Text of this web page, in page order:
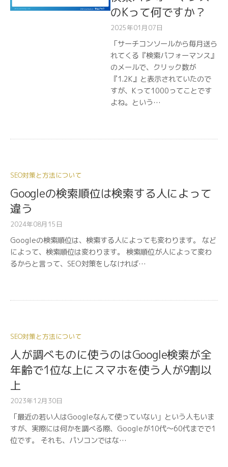
のKって何ですか？
2025年01月07日
「サーチコンソールから毎月送ら
れてくる『検索パフォーマンス』
のメールで、クリック数が
『1.2K』と表示されていたので
すが、Kって1000ってことです
よね。という…
SEO対策と方法について
Googleの検索順位は検索する人によって
違う
2024年08月15日
Googleの検索順位は、検索する人によっても変わります。 など
によって、検索順位は変わります。 検索順位が人によって変わ
るからと言って、SEO対策をしなければ…
SEO対策と方法について
人が調べものに使うのはGoogle検索が全
年齢で1位な上にスマホを使う人が9割以
上
2023年12月30日
「最近の若い人はGoogleなんて使っていない」という人もいま
すが、実際には何かを調べる際、Googleが10代〜60代までで1
位です。 それも、パソコンではな…